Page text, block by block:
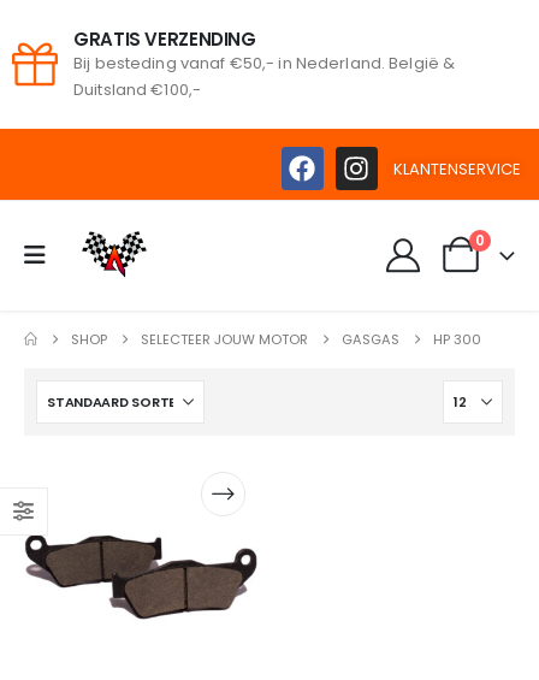
GRATIS VERZENDING
Bij besteding vanaf €50,- in Nederland. België &
Duitsland €100,-
KLANTENSERVICE
0
SHOP SELECTEER JOUW MOTOR GASGAS HP 300